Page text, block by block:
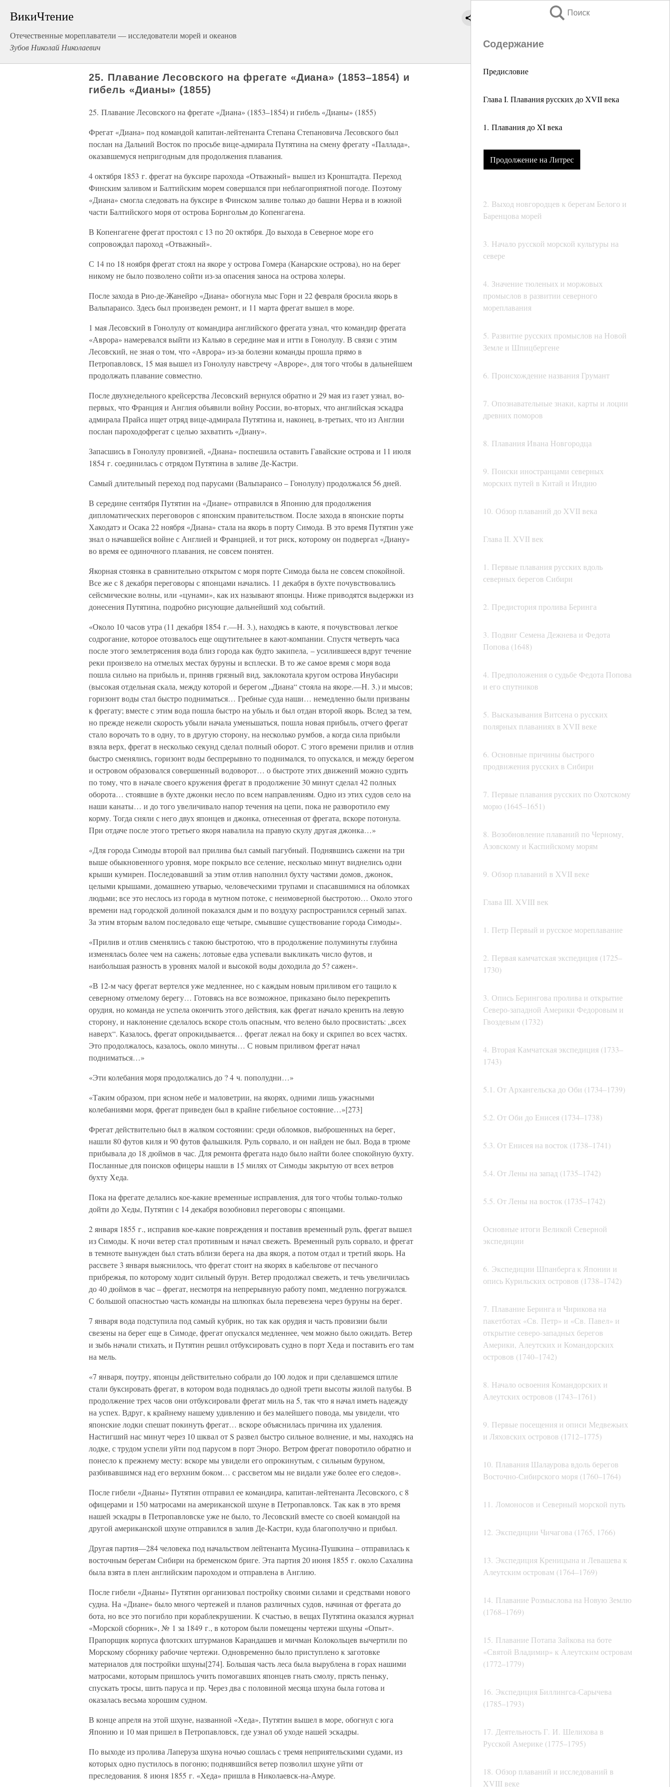
ВикиЧтение
Отечественные мореплаватели — исследователи морей и океанов
Зубов Николай Николаевич
Поиск
Содержание
Предисловие
Глава I. Плавания русских до XVII века
1. Плавания до XI века
Продолжение на Литрес
2. Выход новгородцев к берегам Белого и
Баренцова морей
3. Начало русской морской культуры на
севере
4. Значение тюленьих и моржовых
промыслов в развитии северного
мореплавания
5. Развитие русских промыслов на Новой
Земле и Шпицбергене
6. Происхождение названия Грумант
7. Опознавательные знаки, карты и лоции
древних поморов
8. Плавания Ивана Новгородца
9. Поиски иностранцами северных
морских путей в Китай и Индию
10. Обзор плаваний до XVII века
Глава II. XVII век
1. Первые плавания русских вдоль
северных берегов Сибири
2. Предистория пролива Беринга
3. Подвиг Семена Дежнева и Федота
Попова (1648)
4. Предположения о судьбе Федота Попова
и его спутников
5. Высказывания Витсена о русских
полярных плаваниях в XVII веке
6. Основные причины быстрого
продвижения русских в Сибири
7. Первые плавания русских по Охотскому
морю (1645–1651)
8. Возобновление плаваний по Черному,
Азовскому и Каспийскому морям
9. Обзор плаваний в XVII веке
Глава III. XVIII век
1. Петр Первый и русское мореплавание
2. Первая камчатская экспедиция (1725–
1730)
3. Опись Берингова пролива и открытие
Северо-западной Америки Федоровым и
Гвоздевым (1732)
4. Вторая Камчатская экспедиция (1733–
1743)
5.1. От Архангельска до Оби (1734–1739)
5.2. От Оби до Енисея (1734–1738)
5.3. От Енисея на восток (1738–1741)
5.4. От Лены на запад (1735–1742)
5.5. От Лены на восток (1735–1742)
Основные итоги Великой Северной
экспедиции
6. Экспедиции Шпанберга к Японии и
опись Курильских островов (1738–1742)
7. Плавание Беринга и Чирикова на
пакетботах «Св. Петр» и «Св. Павел» и
открытие северо-западных берегов
Америки, Алеутских и Командорских
островов (1740–1742)
8. Начало освоения Командорских и
Алеутских островов (1743–1761)
9. Первые посещения и описи Медвежьих
и Ляховских островов (1712–1775)
10. Плавания Шалаурова вдоль берегов
Восточно-Сибирского моря (1760–1764)
11. Ломоносов и Северный морской путь
12. Экспедиции Чичагова (1765, 1766)
13. Экспедиция Креницына и Левашева к
Алеутским островам (1764–1769)
14. Плавание Розмыслова на Новую Землю
(1768–1769)
15. Плавание Потапа Зайкова на боте
«Святой Владимир» к Алеутским островам
(1772–1779)
16. Экспедиция Биллингса-Сарычева
(1785–1793)
17. Деятельность Г. И. Шелихова в
Русской Америке (1775–1795)
18. Обзор плаваний и исследований в
XVIII веке
25. Плавание Лесовского на фрегате «Диана» (1853–1854) и
гибель «Дианы» (1855)
25. Плавание Лесовского на фрегате «Диана» (1853–1854) и гибель «Дианы» (1855)
Фрегат «Диана» под командой капитан-лейтенанта Степана Степановича Лесовского был
послан на Дальний Восток по просьбе вице-адмирала Путятина на смену фрегату «Паллада»,
оказавшемуся непригодным для продолжения плавания.
4 октября 1853 г. фрегат на буксире парохода «Отважный» вышел из Кронштадта. Переход
Финским заливом и Балтийским морем совершался при неблагоприятной погоде. Поэтому
«Диана» смогла следовать на буксире в Финском заливе только до башни Нерва и в южной
части Балтийского моря от острова Борнгольм до Копенгагена.
В Копенгагене фрегат простоял с 13 по 20 октября. До выхода в Северное море его
сопровождал пароход «Отважный».
С 14 по 18 ноября фрегат стоял на якоре у острова Гомера (Канарские острова), но на берег
никому не было позволено сойти из-за опасения заноса на острова холеры.
После захода в Рио-де-Жанейро «Диана» обогнула мыс Горн и 22 февраля бросила якорь в
Вальпараисо. Здесь был произведен ремонт, и 11 марта фрегат вышел в море.
1 мая Лесовский в Гонолулу от командира английского фрегата узнал, что командир фрегата
«Аврора» намеревался выйти из Кальяо в середине мая и итти в Гонолулу. В связи с этим
Лесовский, не зная о том, что «Аврора» из-за болезни команды прошла прямо в
Петропавловск, 15 мая вышел из Гонолулу навстречу «Авроре», для того чтобы в дальнейшем
продолжать плавание совместно.
После двухнедельного крейсерства Лесовский вернулся обратно и 29 мая из газет узнал, во-
первых, что Франция и Англия объявили войну России, во-вторых, что английская эскадра
адмирала Прайса ищет отряд вице-адмирала Путятина и, наконец, в-третьих, что из Англии
послан пароходофрегат с целью захватить «Диану».
Запасшись в Гонолулу провизией, «Диана» поспешила оставить Гавайские острова и 11 июля
1854 г. соединилась с отрядом Путятина в заливе Де-Кастри.
Самый длительный переход под парусами (Вальпараисо – Гонолулу) продолжался 56 дней.
В середине сентября Путятин на «Диане» отправился в Японию для продолжения
дипломатических переговоров с японским правительством. После захода в японские порты
Хакодатэ и Осака 22 ноября «Диана» стала на якорь в порту Симода. В это время Путятин уже
знал о начавшейся войне с Англией и Францией, и тот риск, которому он подвергал «Диану»
во время ее одиночного плавания, не совсем понятен.
Якорная стоянка в сравнительно открытом с моря порте Симода была не совсем спокойной.
Все же с 8 декабря переговоры с японцами начались. 11 декабря в бухте почувствовались
сейсмические волны, или «цунами», как их называют японцы. Ниже приводятся выдержки из
донесения Путятина, подробно рисующие дальнейший ход событий.
«Около 10 часов утра (11 декабря 1854 г.—Н. 3.), находясь в каюте, я почувствовал легкое
содрогание, которое отозвалось еще ощутительнее в кают-компании. Спустя четверть часа
после этого землетрясения вода близ города как будто закипела, – усилившееся вдруг течение
реки произвело на отмелых местах буруны и всплески. В то же самое время с моря вода
пошла сильно на прибыль и, приняв грязный вид, заклокотала кругом острова Инубасири
(высокая отдельная скала, между которой и берегом „Диана“ стояла на якоре.—Н. 3.) и мысов;
горизонт воды стал быстро подниматься… Гребные суда наши… немедленно были призваны
к фрегату; вместе с этим вода пошла быстро на убыль и был отдан второй якорь. Вслед за тем,
но прежде нежели скорость убыли начала уменьшаться, пошла новая прибыль, отчего фрегат
стало ворочать то в одну, то в другую сторону, на несколько румбов, а когда сила прибыли
взяла верх, фрегат в несколько секунд сделал полный оборот. С этого времени прилив и отлив
быстро сменялись, горизонт воды беспрерывно то поднимался, то опускался, и между берегом
и островом образовался совершенный водоворот… о быстроте этих движений можно судить
по тому, что в начале своего кружения фрегат в продолжение 30 минут сделал 42 полных
оборота… стоявшие в бухте джонки несло по всем направлениям. Одно из этих судов село на
наши канаты… и до того увеличивало напор течения на цепи, пока не разворотило ему
корму. Тогда сняли с него двух японцев и джонка, отнесенная от фрегата, вскоре потонула.
При отдаче после этого третьего якоря навалила на правую скулу другая джонка…»
«Для города Симоды второй вал прилива был самый пагубный. Поднявшись сажени на три
выше обыкновенного уровня, море покрыло все селение, несколько минут виднелись одни
крыши кумирен. Последовавший за этим отлив наполнил бухту частями домов, джонок,
целыми крышами, домашнею утварью, человеческими трупами и спасавшимися на обломках
людьми; все это неслось из города в мутном потоке, с неимоверной быстротою… Около этого
времени над городской долиной показался дым и по воздуху распространился серный запах.
За этим вторым валом последовало еще четыре, смывшие существование города Симоды».
«Прилив и отлив сменялись с такою быстротою, что в продолжение полуминуты глубина
изменялась более чем на сажень; лотовые едва успевали выкликать число футов, и
наибольшая разность в уровнях малой и высокой воды доходила до 5? сажен».
«В 12-м часу фрегат вертелся уже медленнее, но с каждым новым приливом его тащило к
северному отмелому берегу… Готовясь на все возможное, приказано было перекрепить
орудия, но команда не успела окончить этого действия, как фрегат начало кренить на левую
сторону, и наклонение сделалось вскоре столь опасным, что велено было просвистать: „всех
наверх“. Казалось, фрегат опрокидывается… фрегат лежал на боку и скрипел во всех частях.
Это продолжалось, казалось, около минуты… С новым приливом фрегат начал
подниматься…»
«Эти колебания моря продолжались до ? 4 ч. пополудни…»
«Таким образом, при ясном небе и маловетрии, на якорях, одними лишь ужасными
колебаниями моря, фрегат приведен был в крайне гибельное состояние…»[273]
Фрегат действительно был в жалком состоянии: среди обломков, выброшенных на берег,
нашли 80 футов киля и 90 футов фальшкиля. Руль сорвало, и он найден не был. Вода в трюме
прибывала до 18 дюймов в час. Для ремонта фрегата надо было найти более спокойную бухту.
Посланные для поисков офицеры нашли в 15 милях от Симоды закрытую от всех ветров
бухту Хеда.
Пока на фрегате делались кое-какие временные исправления, для того чтобы только-только
дойти до Хеды, Путятин с 14 декабря возобновил переговоры с японцами.
2 января 1855 г., исправив кое-какие повреждения и поставив временный руль, фрегат вышел
из Симоды. К ночи ветер стал противным и начал свежеть. Временный руль сорвало, и фрегат
в темноте вынужден был стать вблизи берега на два якоря, а потом отдал и третий якорь. На
рассвете 3 января выяснилось, что фрегат стоит на якорях в кабельтове от песчаного
прибрежья, по которому ходит сильный бурун. Ветер продолжал свежеть, и течь увеличилась
до 40 дюймов в час – фрегат, несмотря на непрерывную работу помп, медленно погружался.
С большой опасностью часть команды на шлюпках была перевезена через буруны на берег.
7 января вода подступила под самый кубрик, но так как орудия и часть провизии были
свезены на берег еще в Симоде, фрегат опускался медленнее, чем можно было ожидать. Ветер
и зыбь начали стихать, и Путятин решил отбуксировать судно в порт Хеда и поставить его там
на мель.
«7 января, поутру, японцы действительно собрали до 100 лодок и при сделавшемся штиле
стали буксировать фрегат, в котором вода поднялась до одной трети высоты жилой палубы. В
продолжение трех часов они отбуксировали фрегат миль на 5, так что я начал иметь надежду
на успех. Вдруг, к крайнему нашему удивлению и без малейшего повода, мы увидели, что
японские лодки спешат покинуть фрегат… вскоре объяснилась причина их удаления.
Настигший нас минут через 10 шквал от S развел быстро сильное волнение, и мы, находясь на
лодке, с трудом успели уйти под парусом в порт Эноро. Ветром фрегат поворотило обратно и
понесло к прежнему месту: вскоре мы увидели его опрокинутым, с сильным буруном,
разбивавшимся над его верхним боком… с рассветом мы не видали уже более его следов».
После гибели «Дианы» Путятин отправил ее командира, капитан-лейтенанта Лесовского, с 8
офицерами и 150 матросами на американской шхуне в Петропавловск. Так как в это время
нашей эскадры в Петропавловске уже не было, то Лесовский вместе со своей командой на
другой американской шхуне отправился в залив Де-Кастри, куда благополучно и прибыл.
Другая партия—284 человека под начальством лейтенанта Мусина-Пушкина – отправилась к
восточным берегам Сибири на бременском бриге. Эта партия 20 июня 1855 г. около Сахалина
была взята в плен английским пароходом и отправлена в Англию.
После гибели «Дианы» Путятин организовал постройку своими силами и средствами нового
судна. На «Диане» было много чертежей и планов различных судов, начиная от фрегата до
бота, но все это погибло при кораблекрушении. К счастью, в вещах Путятина оказался журнал
«Морской сборник», № 1 за 1849 г., в котором были помещены чертежи шхуны «Опыт».
Прапорщик корпуса флотских штурманов Карандашев и мичман Колокольцев вычертили по
Морскому сборнику рабочие чертежи. Одновременно было приступлено к заготовке
материалов для постройки шхуны[274]. Большая часть леса была вырублена в горах нашими
матросами, которым пришлось учить помогавших японцев гнать смолу, прясть пеньку,
спускать тросы, шить паруса и пр. Через два с половиной месяца шхуна была готова и
оказалась весьма хорошим судном.
В конце апреля на этой шхуне, названной «Хеда», Путятин вышел в море, обогнул с юга
Японию и 10 мая пришел в Петропавловск, где узнал об уходе нашей эскадры.
По выходе из пролива Лаперуза шхуна ночью сошлась с тремя неприятельскими судами, из
которых одно пустилось в погоню; поднявшийся ветер позволил шхуне уйти от
преследования. 8 июня 1855 г. «Хеда» пришла в Николаевск-на-Амуре.